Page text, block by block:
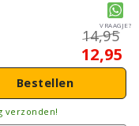
Vraagje?
14,95
12,95
Bestellen
verzonden!